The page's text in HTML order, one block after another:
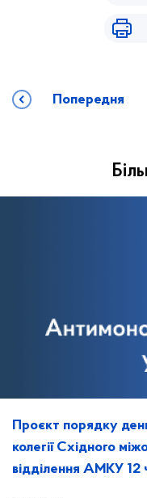
Попередня
Проєкт порядку
колегії Східного